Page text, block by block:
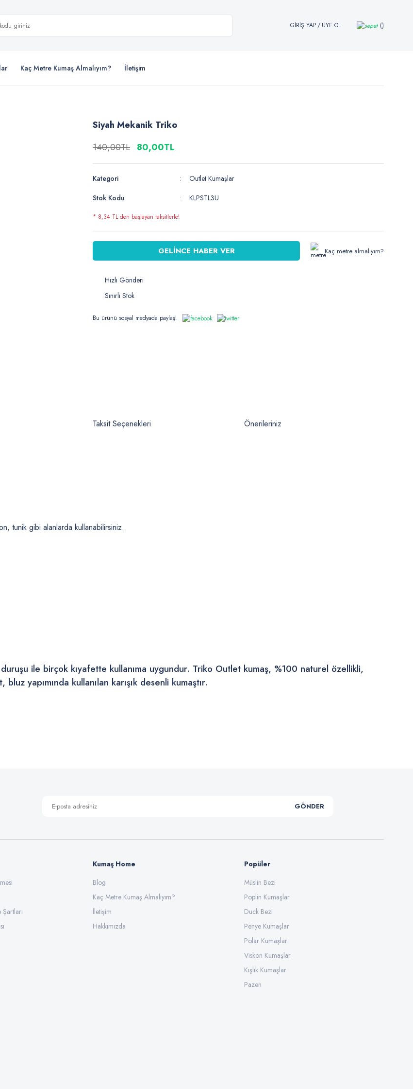
GİRİŞ YAP/ ÜYE OL
Kaç Metre Kumaş Almalıyım? İletişim
Siyah Mekanik Triko
140,00TL 80,00TL
Kategori
Outlet Kumaşlar
Stok Kodu
KLPSTL3U
* 8,34 TL den başlayan taksitlerle!
GELİNCE HABER VER Kaç metre almalıyım?
Hızlı Gönderi
Sınırlı Stok
Bu ürünü sosyal medyada paylaş!
Taksit Seçenekleri Önerileriniz
tunik gibi alanlarda kullanabilirsiniz.
ile birçok kıyafette kullanıma uygundur. Triko Outlet kumaş, %100 naturel özellikli,
yapımında kullanılan karışık desenli kumaştır.
Gönder
GÖNDER
Kumaş Home
Blog
Kaç Metre Kumaş Almalıyım?
İletişim
Hakkımızda
Popüler
Müslin Bezi
Poplin Kumaşlar
Duck Bezi
Penye Kumaşlar
Polar Kumaşlar
Viskon Kumaşlar
Kışlık Kumaşlar
Pazen